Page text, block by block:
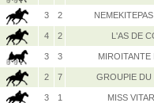
3 2
4 2 L'AS DE
3 3 MIROITANTE
2 7 GROUPIE DU
3 1 MISS